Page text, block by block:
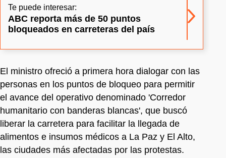
Te puede interesar:
ABC reporta más de 50 puntos
bloqueados en carreteras del país
El ministro ofreció a primera hora dialogar con las
personas en los puntos de bloqueo para permitir
el avance del operativo denominado 'Corredor
humanitario con banderas blancas', que buscó
liberar la carretera para facilitar la llegada de
alimentos e insumos médicos a La Paz y El Alto,
las ciudades más afectadas por las protestas.